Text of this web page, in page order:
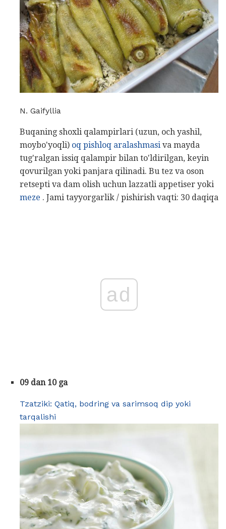
N. Gaifyllia
Buqaning shoxli qalampirlari (uzun, och yashil,
moybo'yoqli) oq pishloq aralashmasi va mayda
tug'ralgan issiq qalampir bilan to'ldirilgan, keyin
qovurilgan yoki panjara qilinadi. Bu tez va oson
retsepti va dam olish uchun lazzatli appetiser yoki
meze . Jami tayyorgarlik / pishirish vaqti: 30 daqiqa
ad
09 dan 10 ga
Tzatziki: Qatiq, bodring va sarimsoq dip yoki
tarqalishi